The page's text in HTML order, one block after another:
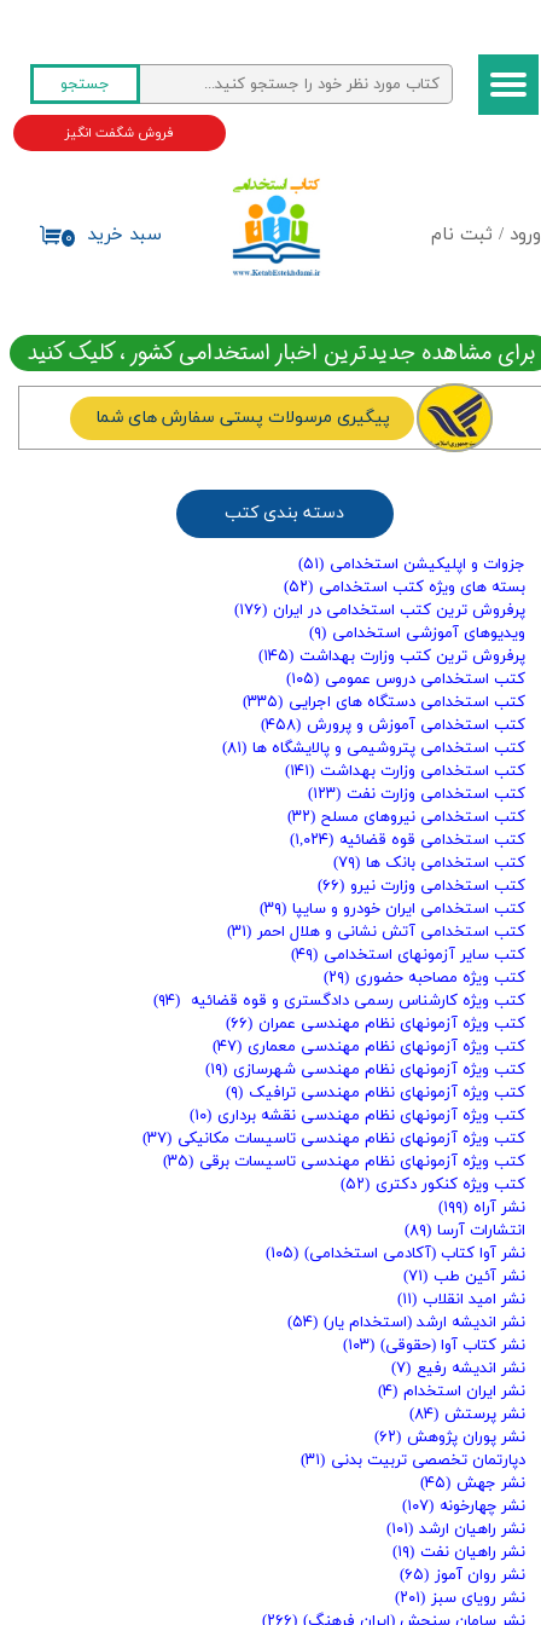
ورود / ثبت نام
حساب کاربری من
تغییر گذر واژه
جستجو
۰ سبد خرید
فروش شگفت انگیز
برای مشاهده جدیدترین اخبار استخدامی کشور ، کلیک کنید
پیگیری مرسولات پستی سفارش های شما
جزوات و اپلیکیشن استخدامی (۵۱)
بسته های ویژه کتب استخدامی (۵۲)
پرفروش ترین کتب استخدامی در ایران (۱۷۶)
ویدیوهای آموزشی استخدامی (۹)
پرفروش ترین کتب وزارت بهداشت (۱۴۵)
کتب استخدامی دروس عمومی (۱۰۵)
کتب استخدامی دستگاه های اجرایی (۳۳۵)
کتب استخدامی آموزش و پرورش (۴۵۸)
کتب استخدامی پتروشیمی و پالایشگاه ها (۸۱)
کتب استخدامی وزارت بهداشت (۱۴۱)
کتب استخدامی وزارت نفت (۱۲۳)
کتب استخدامی نیروهای مسلح (۳۲)
کتب استخدامی قوه قضائیه (۱,۰۲۴)
کتب استخدامی بانک ها (۷۹)
کتب استخدامی وزارت نیرو (۶۶)
کتب استخدامی ایران خودرو و سایپا (۳۹)
کتب استخدامی آتش نشانی و هلال احمر (۳۱)
کتب سایر آزمونهای استخدامی (۴۹)
کتب ویژه مصاحبه حضوری (۲۹)
کتب ویژه کارشناس رسمی دادگستری و قوه قضائیه (۹۴)
کتب ویژه آزمونهای نظام مهندسی عمران (۶۶)
کتب ویژه آزمونهای نظام مهندسی معماری (۴۷)
کتب ویژه آزمونهای نظام مهندسی شهرسازی (۱۹)
کتب ویژه آزمونهای نظام مهندسی ترافیک (۹)
کتب ویژه آزمونهای نظام مهندسی نقشه برداری (۱۰)
کتب ویژه آزمونهای نظام مهندسی تاسیسات مکانیکی (۳۷)
کتب ویژه آزمونهای نظام مهندسی تاسیسات برقی (۳۵)
کتب ویژه کنکور دکتری (۵۲)
نشر آراه (۱۹۹)
انتشارات آرسا (۸۹)
نشر آوا کتاب (آکادمی استخدامی) (۱۰۵)
نشر آئین طب (۷۱)
نشر امید انقلاب (۱۱)
نشر اندیشه ارشد (استخدام یار) (۵۴)
نشر کتاب آوا (حقوقی) (۱۰۳)
نشر اندیشه رفیع (۷)
نشر ایران استخدام (۴)
نشر پرستش (۸۴)
نشر پوران پژوهش (۶۲)
دپارتمان تخصصی تربیت بدنی (۳۱)
نشر جهش (۴۵)
نشر چهارخونه (۱۰۷)
نشر راهیان ارشد (۱۰۱)
نشر راهیان نفت (۱۹)
نشر روان آموز (۶۵)
نشر رویای سبز (۲۰۱)
دسته بندی کتب